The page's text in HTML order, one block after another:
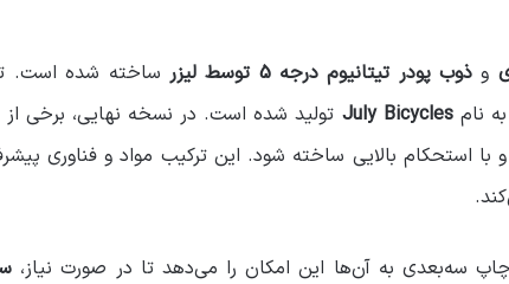
و ذوب پودر تیتانیوم درجه 5 توسط لیزر
ساخته شده است.
نامJuly Bicycles تولید شده است. در نسخه نهایی، برخی
با استحکام بالایی ساخته شود. این ترکیب مواد و فناوری
چاپ سه‌بعدی به آن‌ها این امکان را می‌دهد تا در صورت نیاز،